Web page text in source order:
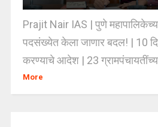
Prajit Nair IAS | पुणे
पदसंख्येत केला जाणार बदल! | 10
करण्याचे आदेश | 23
More